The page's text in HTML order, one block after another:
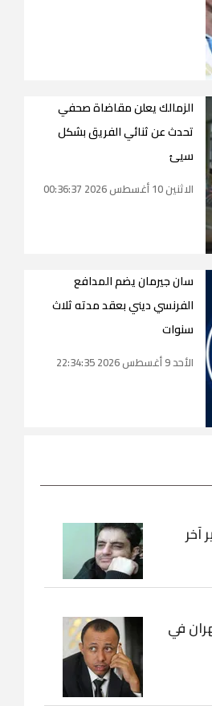
الزمالك يعلن مقاضاة صحفي
تحدث عن ثنائي الفريق بشكل
سيئ
الاثنين 10 أغسطس 2026 00:36:37
سان جيرمان يضم المدافع
الفرنسي ديني بعقد مدته ثلاث
سنوات
الأحد 9 أغسطس 2026 22:34:35
آخر
في